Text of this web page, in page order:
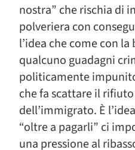
nostra” che rischia di
polveriera con
l’idea che come con
qualcuno guadagni
politicamente
che fa scattare il rifiuto
dell’immigrato. È
“oltre a pagarli” ci
una pressione al